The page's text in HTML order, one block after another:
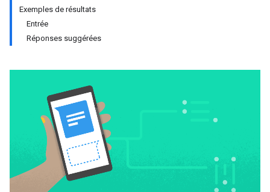
Exemples de résultats
Entrée
Réponses suggérées